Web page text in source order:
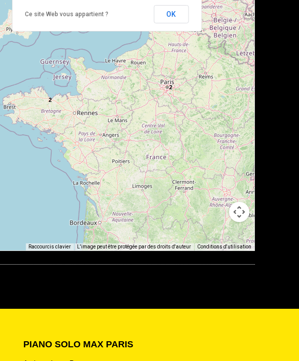
2
2
Raccourcis clavier L'image peut être protégée par des droits d'auteur Conditions d'utilisation
Ce site Web vous appartient ? OK
PIANO SOLO MAX PARIS